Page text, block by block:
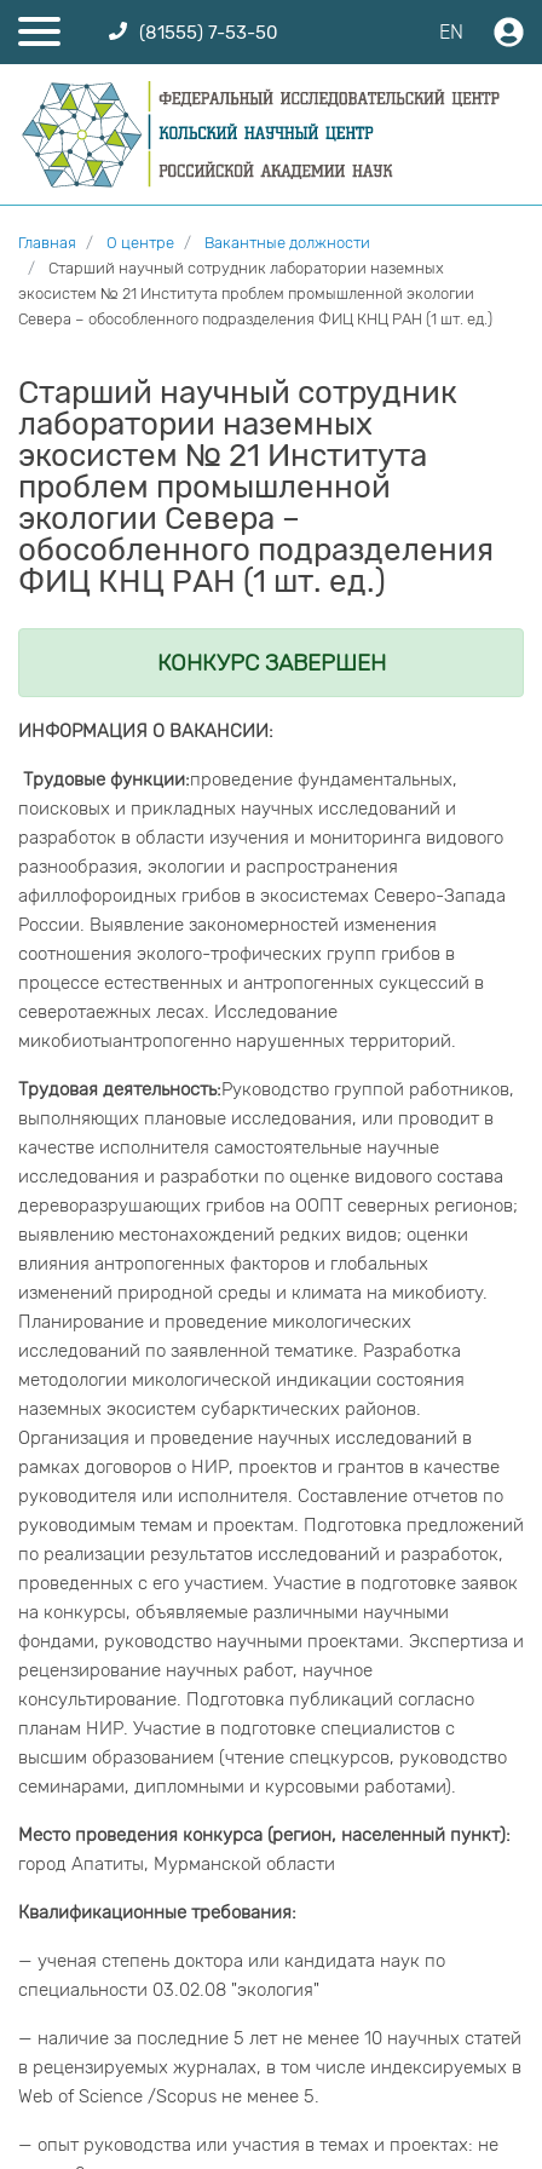
(81555) 7-53-50 EN
Главная О центре
Вакантные должности
Старший научный сотрудник лаборатории наземных
экосистем № 21 Института проблем промышленной экологии
Севера – обособленного подразделения ФИЦ КНЦ РАН (1 шт. ед.)
Старший научный сотрудник
лаборатории наземных
экосистем № 21 Института
проблем промышленной
экологии Севера –
обособленного подразделения
ФИЦ КНЦ РАН (1 шт. ед.)
КОНКУРС ЗАВЕРШЕН
ИНФОРМАЦИЯ О ВАКАНСИИ:
Трудовые функции:проведение фундаментальных,
поисковых и прикладных научных исследований и
разработок в области изучения и мониторинга видового
разнообразия, экологии и распространения
афиллофороидных грибов в экосистемах Северо-Запада
России. Выявление закономерностей изменения
соотношения эколого-трофических групп грибов в
процессе естественных и антропогенных сукцессий в
северотаежных лесах. Исследование
микобиотыантропогенно нарушенных территорий.
Трудовая деятельность:Руководство группой работников,
выполняющих плановые исследования, или проводит в
качестве исполнителя самостоятельные научные
исследования и разработки по оценке видового состава
дереворазрушающих грибов на ООПТ северных регионов;
выявлению местонахождений редких видов; оценки
влияния антропогенных факторов и глобальных
изменений природной среды и климата на микобиоту.
Планирование и проведение микологических
исследований по заявленной тематике. Разработка
методологии микологической индикации состояния
наземных экосистем субарктических районов.
Организация и проведение научных исследований в
рамках договоров о НИР, проектов и грантов в качестве
руководителя или исполнителя. Составление отчетов по
руководимым темам и проектам. Подготовка предложений
по реализации результатов исследований и разработок,
проведенных с его участием. Участие в подготовке заявок
на конкурсы, объявляемые различными научными
фондами, руководство научными проектами. Экспертиза и
рецензирование научных работ, научное
консультирование. Подготовка публикаций согласно
планам НИР. Участие в подготовке специалистов с
высшим образованием (чтение спецкурсов, руководство
семинарами, дипломными и курсовыми работами).
Место проведения конкурса (регион, населенный пункт):
город Апатиты, Мурманской области
Квалификационные требования:
— ученая степень доктора или кандидата наук по
специальности 03.02.08 "экология"
— наличие за последние 5 лет не менее 10 научных статей
в рецензируемых журналах, в том числе индексируемых в
Web of Science /Scopus не менее 5.
— опыт руководства или участия в темах и проектах: не